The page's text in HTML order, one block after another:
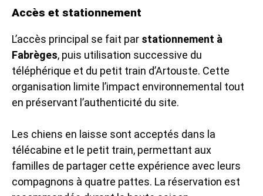
Accès et stationnement
L’accès principal se fait par stationnement à
Fabrèges, puis utilisation successive du
téléphérique et du petit train d’Artouste. Cette
organisation limite l’impact environnemental tout
en préservant l’authenticité du site.
Les chiens en laisse sont acceptés dans la
télécabine et le petit train, permettant aux
familles de partager cette expérience avec leurs
compagnons à quatre pattes. La réservation est